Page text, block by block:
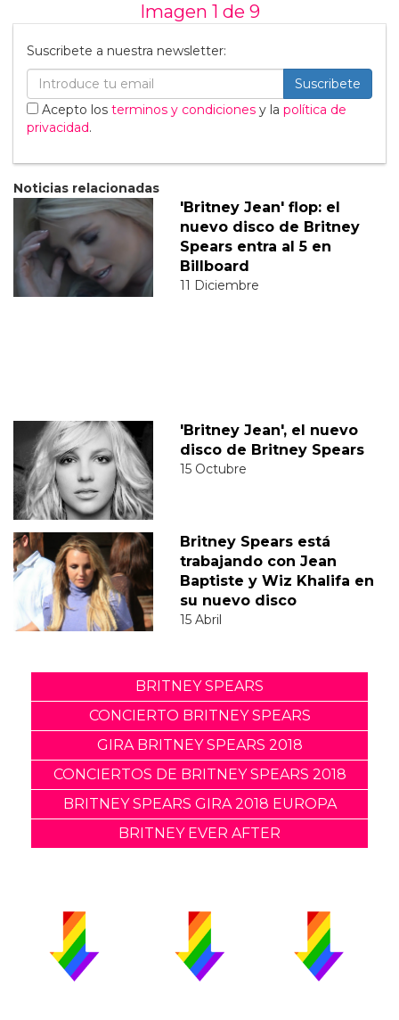
Imagen 1 de 9
Suscribete a nuestra newsletter:
Suscribete
Acepto los terminos y condiciones y la política de
privacidad.
Noticias relacionadas
'Britney Jean' flop: el
nuevo disco de Britney
Spears entra al 5 en
Billboard
11 Diciembre
'Britney Jean', el nuevo
disco de Britney Spears
15 Octubre
Britney Spears está
trabajando con Jean
Baptiste y Wiz Khalifa en
su nuevo disco
15 Abril
BRITNEY SPEARS
CONCIERTO BRITNEY SPEARS
GIRA BRITNEY SPEARS 2018
CONCIERTOS DE BRITNEY SPEARS 2018
BRITNEY SPEARS GIRA 2018 EUROPA
BRITNEY EVER AFTER